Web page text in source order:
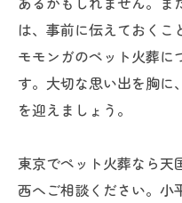
は、事前に伝えておくこ
モモンガのペット火葬に
す。大切な思い出を胸に
を迎えましょう。
東京でペット火葬なら天
西へご相談ください。小